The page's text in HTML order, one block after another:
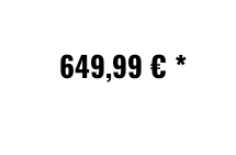
649,99 € *